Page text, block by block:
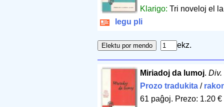
Klarigo:Tri noveloj el
legu pli
ekz.
Miriadoj da lumoj.Div.
Prozo tradukita /
61 paĝoj. Prezo: 1.20 €